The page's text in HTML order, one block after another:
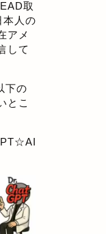
取
本人の
アメ
して
下の
とこ